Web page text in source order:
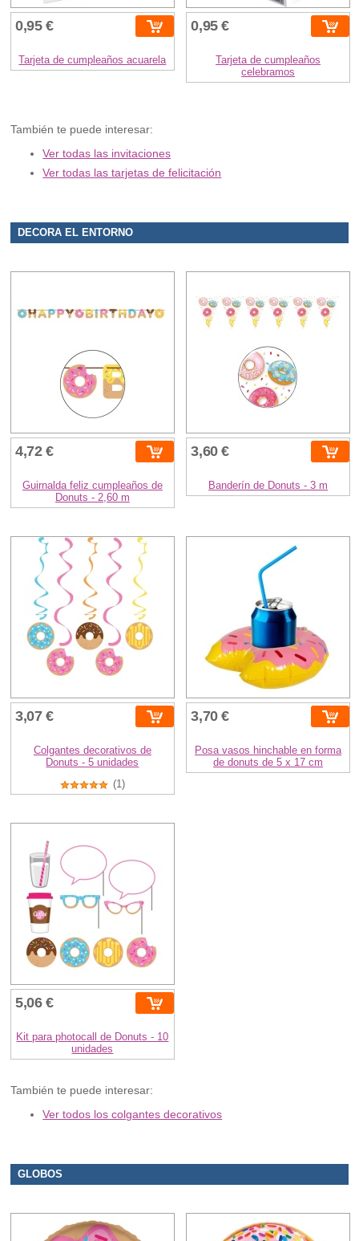
0,95 €
Tarjeta de cumpleaños acuarela
0,95 €
Tarjeta de cumpleaños
celebramos
También te puede interesar:
Ver todas las invitaciones
Ver todas las tarjetas de felicitación
DECORA EL ENTORNO
4,72 €
Guirnalda feliz cumpleaños de
Donuts - 2,60 m
3,60 €
Banderín de Donuts - 3 m
3,07 €
Colgantes decorativos de
Donuts - 5 unidades
(1)
3,70 €
Posa vasos hinchable en forma
de donuts de 5 x 17 cm
5,06 €
Kit para photocall de Donuts - 10
unidades
También te puede interesar:
Ver todos los colgantes decorativos
GLOBOS